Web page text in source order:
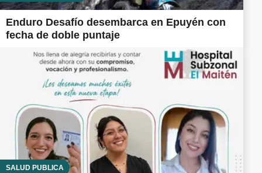
Enduro Desafío desembarca en Epuyén con
fecha de doble puntaje
SALUD PÚBLICA